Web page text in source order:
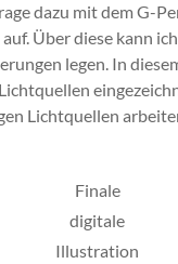
dazu mit dem G-
Über diese kann
legen. In
Lichtquellen
Finale
digitale
Illustration